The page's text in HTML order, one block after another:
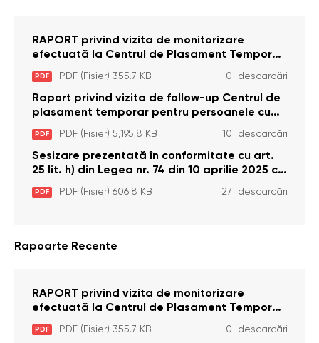
RAPORT privind vizita de monitorizare
efectuată la Centrul de Plasament Temporar
pentru Persoane cu Dizabilități (Adulte) din s.
Brînzeni, r. Edineț, din data de 25 mai 2026
PDF PDF (Fișier) 355.7 KB 0 descarcări
Raport privind vizita de follow-up Centrul de
plasament temporar pentru persoanele cu
dizabilități (adulte) Bădiceni, Soroca (11 iunie
2026)
PDF PDF (Fișier) 5,195.8 KB 10 descarcări
Sesizare prezentată în conformitate cu art.
25 lit. h) din Legea nr. 74 din 10 aprilie 2025 cu
privire la Curtea Constituțională şi art. 26 din
Legea cu privire la Avocatul Poporului
PDF PDF (Fișier) 606.8 KB 27 descarcări
Rapoarte Recente
RAPORT privind vizita de monitorizare
efectuată la Centrul de Plasament Temporar
pentru Persoane cu Dizabilități (Adulte) din s.
Brînzeni, r. Edineț, din data de 25 mai 2026
PDF PDF (Fișier) 355.7 KB 0 descarcări